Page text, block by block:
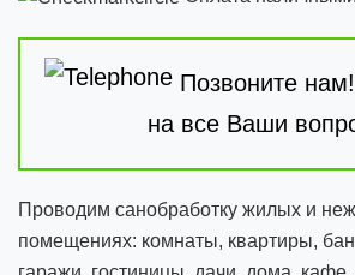
Позвоните
на все Ваши
Проводим санобработку жилых и
помещениях: комнаты, квартиры,